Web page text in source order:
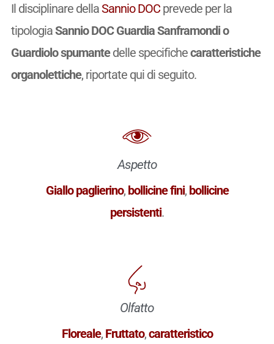
Il disciplinare dellaSannio DOCprevede per la
tipologiaSannio DOC Guardia Sanframondi o
Guardiolo spumantedelle specifichecaratteristiche
organolettiche, riportate qui di seguito.
Aspetto
Giallo paglierino, bollicine fini, bollicine
persistenti.
Olfatto
Floreale, Fruttato,caratteristico